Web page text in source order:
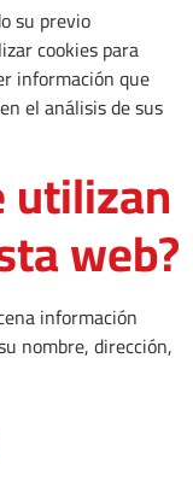
su previo
cookies para
información que
el análisis de sus
utilizan
web?
información
nombre, dirección,